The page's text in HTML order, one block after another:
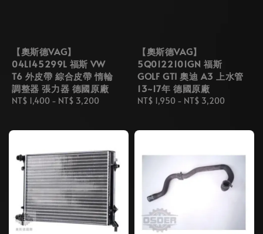
【奧斯德VAG】
04L145299L 福斯 VW
T6 外皮帶 綜合皮帶 惰輪
調整器 張力器 德國原廠
Regular
NT$ 1,400 - NT$ 3,200
【奧斯德VAG】
5Q0122101GN 福斯
GOLF GTI 奧迪 A3 上水管
13~17年 德國原廠
Regular
NT$ 1,950 - NT$ 3,200